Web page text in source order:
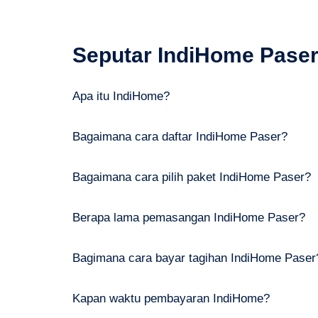
Seputar IndiHome Paser
Apa itu IndiHome?
Bagaimana cara daftar IndiHome Paser?
Bagaimana cara pilih paket IndiHome Paser?
Berapa lama pemasangan IndiHome Paser?
Bagimana cara bayar tagihan IndiHome
Kapan waktu pembayaran IndiHome?